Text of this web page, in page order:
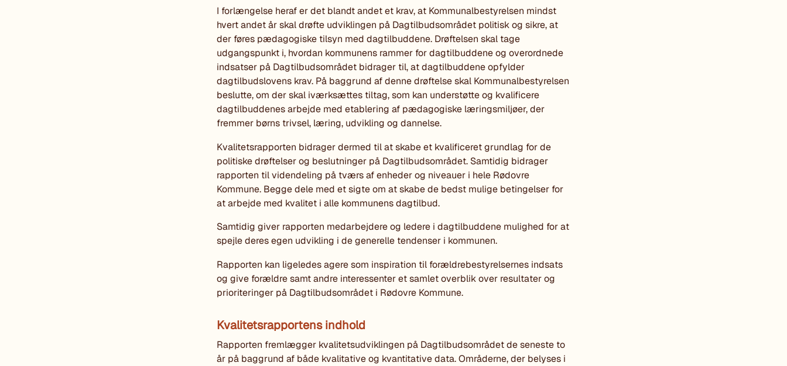
I forlængelse heraf er det blandt andet et krav, at Kommunalbestyrelsen mindst
hvert andet år skal drøfte udviklingen på Dagtilbudsområdet politisk og sikre, at
der føres pædagogiske tilsyn med dagtilbuddene. Drøftelsen skal tage
udgangspunkt i, hvordan kommunens rammer for dagtilbuddene og overordnede
indsatser på Dagtilbudsområdet bidrager til, at dagtilbuddene opfylder
dagtilbudslovens krav. På baggrund af denne drøftelse skal Kommunalbestyrelsen
beslutte, om der skal iværksættes tiltag, som kan understøtte og kvalificere
dagtilbuddenes arbejde med etablering af pædagogiske læringsmiljøer, der
fremmer børns trivsel, læring, udvikling og dannelse.
Kvalitetsrapporten bidrager dermed til at skabe et kvalificeret grundlag for de
politiske drøftelser og beslutninger på Dagtilbudsområdet. Samtidig bidrager
rapporten til videndeling på tværs af enheder og niveauer i hele Rødovre
Kommune. Begge dele med et sigte om at skabe de bedst mulige betingelser for
at arbejde med kvalitet i alle kommunens dagtilbud.
Samtidig giver rapporten medarbejdere og ledere i dagtilbuddene mulighed for at
spejle deres egen udvikling i de generelle tendenser i kommunen.
Rapporten kan ligeledes agere som inspiration til forældrebestyrelsernes indsats
og give forældre samt andre interessenter et samlet overblik over resultater og
prioriteringer på Dagtilbudsområdet i Rødovre Kommune.
Kvalitetsrapportens indhold
Rapporten fremlægger kvalitetsudviklingen på Dagtilbudsområdet de seneste to
år på baggrund af både kvalitative og kvantitative data. Områderne, der belyses i